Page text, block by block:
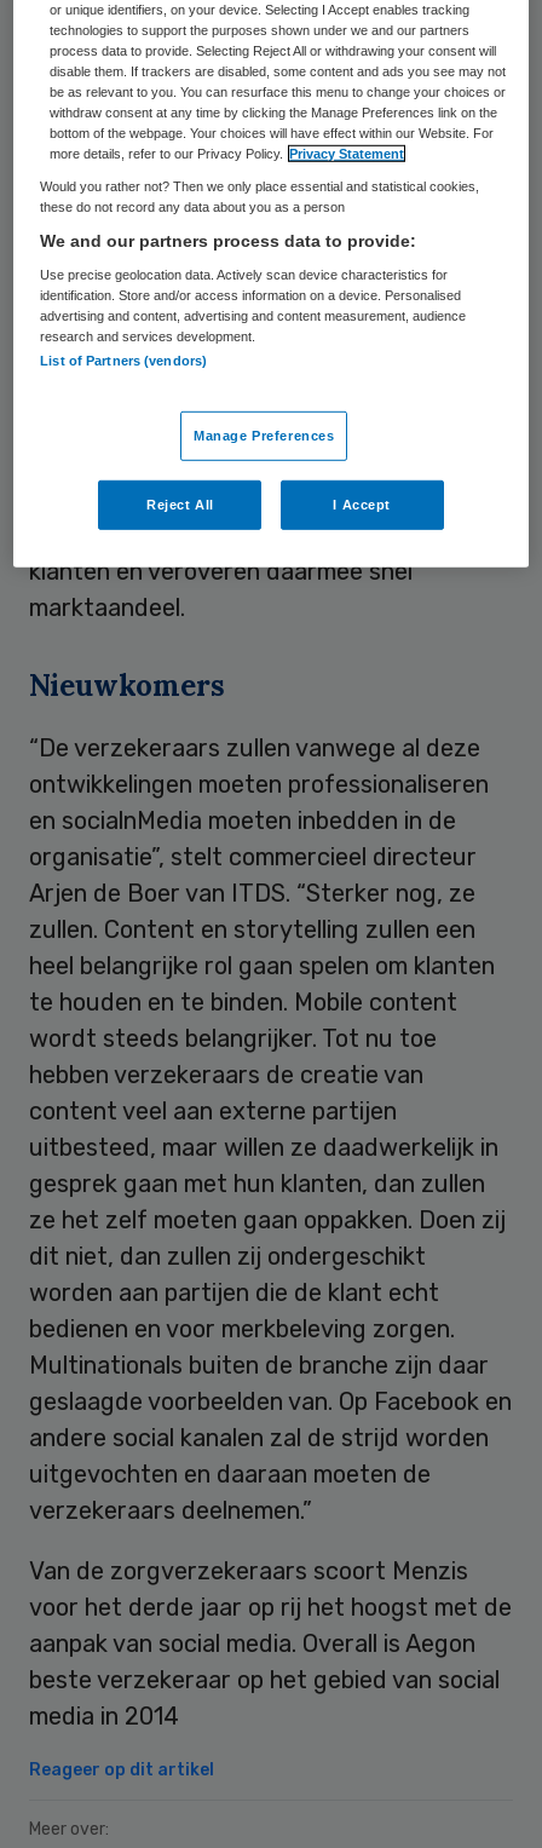
Dit is één van de conclusies van deSocial
Media Insurance Monitorvan ITDS Business
Consultants. Dit jaar is ook de Europese
markt meegenomen in dit onderzoek en dat
levert een duidelijk unaniem beeld op. De
onderzoekers constateren onder meer dat
klanten niet alleen steeds meer mobiele
apparatuur gebruiken, ook zijn klanten
steeds vaker geneigd om
verzekeringsproducten bij andere partijen
online retailers of banken. Deze nieuwe
partijen spelen dankzij nieuwe
technologieën en een effectief gebruik van
data beter in op de behoeften van de
klanten en veroveren daarmee snel
marktaandeel.
Nieuwkomers
“De verzekeraars zullen vanwege al deze
ontwikkelingen moeten professionaliseren
en socialnMedia moeten inbedden in de
organisatie”, stelt commercieel directeur
Arjen de Boer van ITDS. “Sterker nog, ze
zullen. Content en storytelling zullen een
heel belangrijke rol gaan spelen om klanten
te houden en te binden. Mobile content
wordt steeds belangrijker. Tot nu toe
hebben verzekeraars de creatie van
content veel aan externe partijen
uitbesteed, maar willen ze daadwerkelijk in
gesprek gaan met hun klanten, dan zullen
ze het zelf moeten gaan oppakken. Doen zij
dit niet, dan zullen zij ondergeschikt
worden aan partijen die de klant echt
bedienen en voor merkbeleving zorgen.
Multinationals buiten de branche zijn daar
geslaagde voorbeelden van. Op Facebook en
andere social kanalen zal de strijd worden
uitgevochten en daaraan moeten de
verzekeraars deelnemen.”
Van de zorgverzekeraars scoort Menzis
voor het derde jaar op rij het hoogst met de
aanpak van social media. Overall is Aegon
beste verzekeraar op het gebied van social
media in 2014
Reageer op dit artikel
Meer over:
or unique identifiers, on your device. Selecting I Accept enables tracking
technologies to support the purposes shown under we and our partners
process data to provide. Selecting Reject All or withdrawing your consent will
disable them. If trackers are disabled, some content and ads you see may not
be as relevant to you. You can resurface this menu to change your choices or
withdraw consent at any time by clicking the Manage Preferences link on the
bottom of the webpage. Your choices will have effect within our Website. For
more details, refer to our Privacy Policy.
Privacy Statement
Would you rather not? Then we only place essential and statistical cookies,
these do not record any data about you as a person
We and our partners process data to provide:
Use precise geolocation data. Actively scan device characteristics for
identification. Store and/or access information on a device. Personalised
advertising and content, advertising and content measurement, audience
research and services development.
List of Partners (vendors)
Manage Preferences
Reject All I Accept